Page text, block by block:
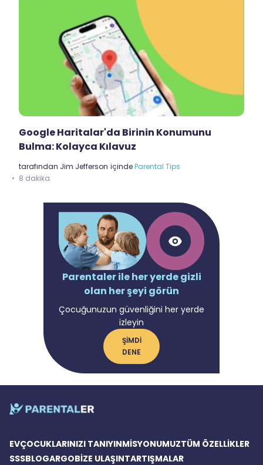
Google Haritalar'da Birinin Konumunu
Bulma: Kolayca Kılavuz
tarafından Jim Jefferson içindeParental Tips
8 dakika
Parentaler ile her yerde gizli
olan her şeyi görün
Çocuğunuzun güvenliğini her yerde
izleyin
ŞIMDI
DENE
EVÇOCUKLARINIZI TANIYINMISYONUMUZTÜM ÖZELLIKLER
SSSBLOGARGOBIZE ULAŞINTARTIŞMALAR